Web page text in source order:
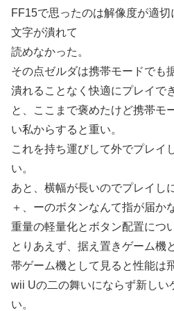
FF15で思ったのは解像度が適
文字が潰れて
読めなかった。
その点ゼルダは携帯モードでも
潰れることなく快適にプレイで
と、ここまで褒めたけど携帯モ
い私からすると重い。
これを持ち運びして外でプレイ
い。
あと、横幅が長いのでプレイし
＋、ーのボタンなんて指が届か
重量の軽量化とボタン配置につ
とりあえず、据え置きゲーム機
帯ゲーム機として見ると性能は
wii Uの二の舞いにならず新しい
い。